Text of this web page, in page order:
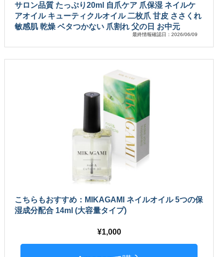
サロン品質 たっぷり20ml 自爪ケア 爪保湿 ネイルケ
アオイル キューティクルオイル 二枚爪 甘皮 ささくれ
敏感肌 乾燥 ベタつかない 爪割れ 父の日 お中元
最終情報確認日：2026/06/09
こちらもおすすめ：MIKAGAMI ネイルオイル 5つの保
湿成分配合 14ml (大容量タイプ)
1,000